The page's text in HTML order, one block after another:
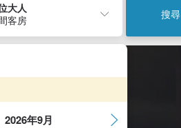
大人
客房
搜尋
2026年9月